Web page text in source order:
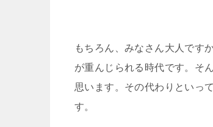
もちろん、みなさん大人です
が重んじられる時代です。そ
思います。その代わりといっ
す。